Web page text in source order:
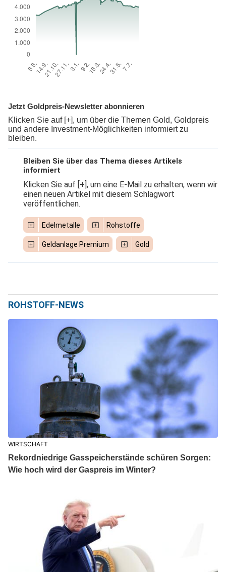
Jetzt Goldpreis-Newsletter abonnieren
Klicken Sie auf [+], um über die Themen Gold, Goldpreis
und andere Investment-Möglichkeiten informiert zu
bleiben.
Bleiben Sie über das Thema dieses Artikels
informiert
Klicken Sie auf [+], um eine E-Mail zu erhalten, wenn wir
einen neuen Artikel mit diesem Schlagwort
veröffentlichen.
Edelmetalle Rohstoffe
Geldanlage Premium Gold
ROHSTOFF-NEWS
WIRTSCHAFT
Rekordniedrige Gasspeicherstände schüren Sorgen:
Wie hoch wird der Gaspreis im Winter?